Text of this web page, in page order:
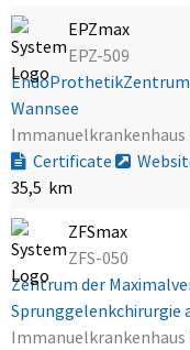
EPZmax
EPZ-509
Wannsee
Immanuelkrankenhaus
Certificate
35,5 km
ZFSmax
ZFS-050
Zentrum der
Sprunggelenkchirurgie
Immanuelkrankenhaus